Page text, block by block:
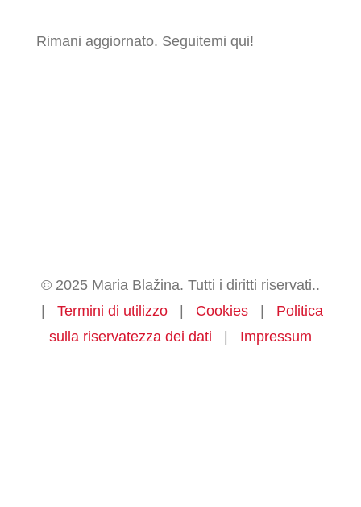
Rimani aggiornato. Seguitemi qui!
© 2025 Maria Blažina. Tutti i diritti riservati..
|Termini di utilizzo | Cookies | Politica
sulla riservatezza dei dati | Impressum